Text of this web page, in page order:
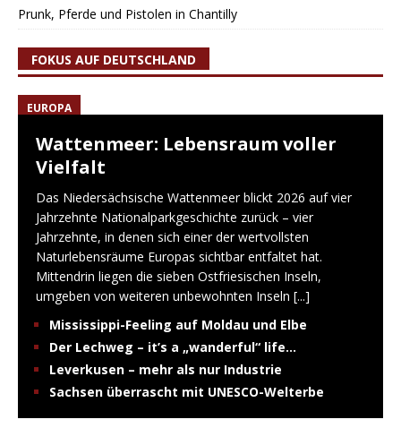
Prunk, Pferde und Pistolen in Chantilly
FOKUS AUF DEUTSCHLAND
EUROPA
Wattenmeer: Lebensraum voller
Vielfalt
Das Niedersächsische Wattenmeer blickt 2026 auf vier
Jahrzehnte Nationalparkgeschichte zurück – vier
Jahrzehnte, in denen sich einer der wertvollsten
Naturlebensräume Europas sichtbar entfaltet hat.
Mittendrin liegen die sieben Ostfriesischen Inseln,
umgeben von weiteren unbewohnten Inseln [...]
Mississippi-Feeling auf Moldau und Elbe
Der Lechweg – it’s a „wanderful“ life…
Leverkusen – mehr als nur Industrie
Sachsen überrascht mit UNESCO-Welterbe